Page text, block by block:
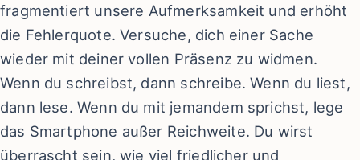
fragmentiert unsere Aufmerksamkeit und erhöht
die Fehlerquote. Versuche, dich einer Sache
wieder mit deiner vollen Präsenz zu widmen.
Wenn du schreibst, dann schreibe. Wenn du liest,
dann lese. Wenn du mit jemandem sprichst, lege
das Smartphone außer Reichweite. Du wirst
überrascht sein, wie viel friedlicher und